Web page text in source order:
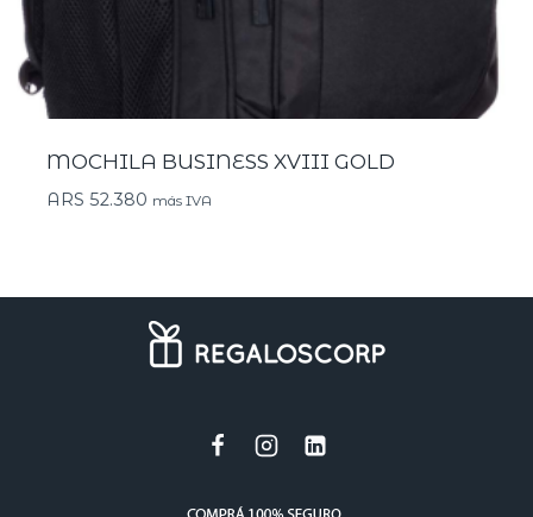
MOCHILA BUSINESS XVIII GOLD
ARS 52.380 más IVA